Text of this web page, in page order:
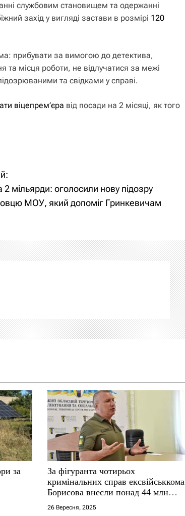
службовим становищем та одержанні
захід у вигляді застави в розмірі 120
прибувати за вимогою до детектива,
та місця роботи, не відлучатися за межі
та свідками у справі.
віцепрем’єра від посади на 2 місяці, як того
2 мільярди: оголосили нову підозру
МОУ, який допоміг Гринкевичам
за
За фігуранта чотирьох
кримінальних справ ексвійськкома
Борисова внесли понад 44 млн
застави
26 Вересня, 2025